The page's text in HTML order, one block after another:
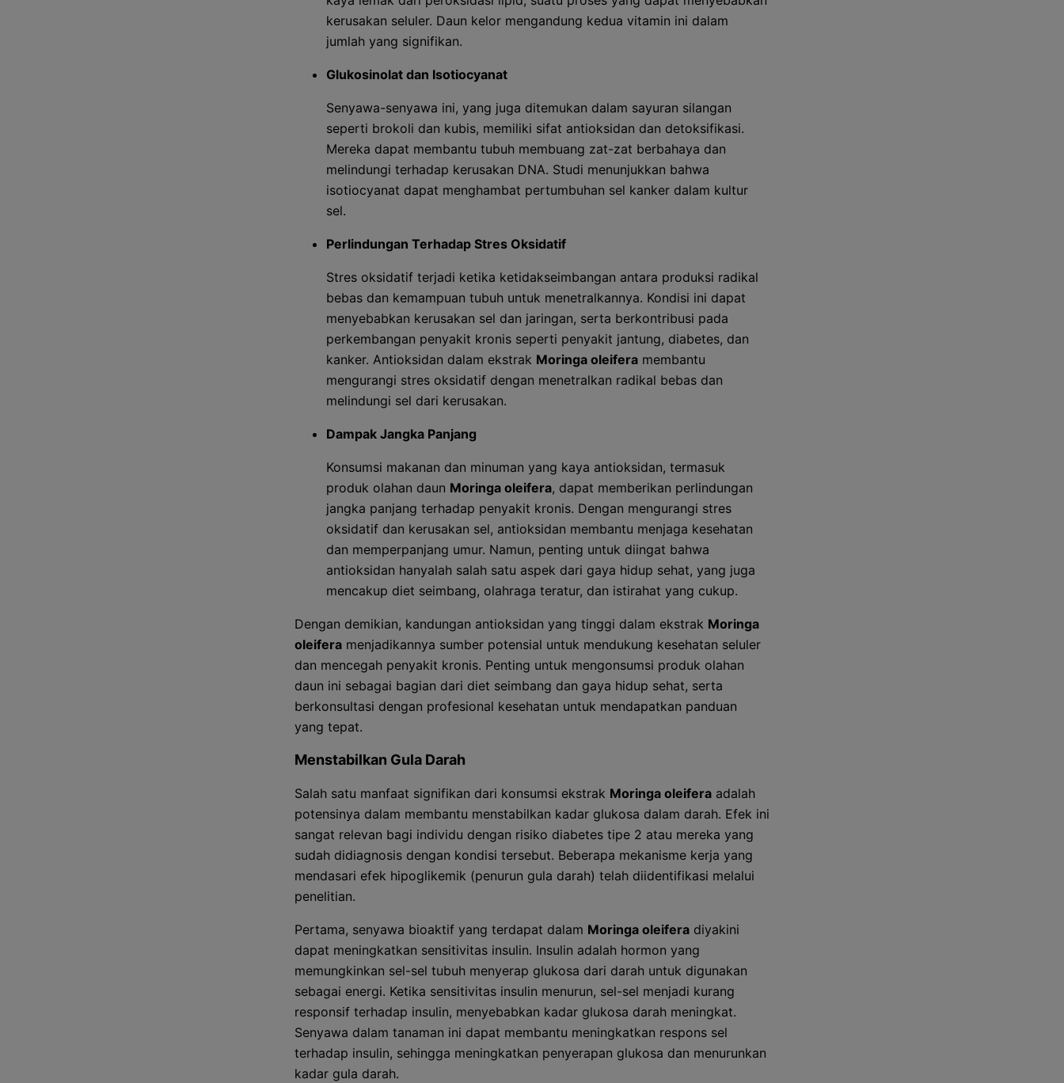
kerusakan seluler. Daun kelor mengandung kedua vitamin ini dalam
jumlah yang signifikan.
Glukosinolat dan Isotiocyanat
Senyawa-senyawa ini, yang juga ditemukan dalam sayuran silangan
seperti brokoli dan kubis, memiliki sifat antioksidan dan detoksifikasi.
Mereka dapat membantu tubuh membuang zat-zat berbahaya dan
melindungi terhadap kerusakan DNA. Studi menunjukkan bahwa
isotiocyanat dapat menghambat pertumbuhan sel kanker dalam kultur
sel.
Perlindungan Terhadap Stres Oksidatif
Stres oksidatif terjadi ketika ketidakseimbangan antara produksi radikal
bebas dan kemampuan tubuh untuk menetralkannya. Kondisi ini dapat
menyebabkan kerusakan sel dan jaringan, serta berkontribusi pada
perkembangan penyakit kronis seperti penyakit jantung, diabetes, dan
kanker. Antioksidan dalam ekstrak Moringa oleifera membantu
mengurangi stres oksidatif dengan menetralkan radikal bebas dan
melindungi sel dari kerusakan.
Dampak Jangka Panjang
Konsumsi makanan dan minuman yang kaya antioksidan, termasuk
produk olahan daun Moringa oleifera, dapat memberikan perlindungan
jangka panjang terhadap penyakit kronis. Dengan mengurangi stres
oksidatif dan kerusakan sel, antioksidan membantu menjaga kesehatan
dan memperpanjang umur. Namun, penting untuk diingat bahwa
antioksidan hanyalah salah satu aspek dari gaya hidup sehat, yang juga
mencakup diet seimbang, olahraga teratur, dan istirahat yang cukup.
Dengan demikian, kandungan antioksidan yang tinggi dalam ekstrak Moringa
oleifera menjadikannya sumber potensial untuk mendukung kesehatan seluler
dan mencegah penyakit kronis. Penting untuk mengonsumsi produk olahan
daun ini sebagai bagian dari diet seimbang dan gaya hidup sehat, serta
berkonsultasi dengan profesional kesehatan untuk mendapatkan panduan
yang tepat.
Menstabilkan Gula Darah
Salah satu manfaat signifikan dari konsumsi ekstrak Moringa oleifera adalah
potensinya dalam membantu menstabilkan kadar glukosa dalam darah. Efek ini
sangat relevan bagi individu dengan risiko diabetes tipe 2 atau mereka yang
sudah didiagnosis dengan kondisi tersebut. Beberapa mekanisme kerja yang
mendasari efek hipoglikemik (penurun gula darah) telah diidentifikasi melalui
penelitian.
Pertama, senyawa bioaktif yang terdapat dalam Moringa oleifera diyakini
dapat meningkatkan sensitivitas insulin. Insulin adalah hormon yang
memungkinkan sel-sel tubuh menyerap glukosa dari darah untuk digunakan
sebagai energi. Ketika sensitivitas insulin menurun, sel-sel menjadi kurang
responsif terhadap insulin, menyebabkan kadar glukosa darah meningkat.
Senyawa dalam tanaman ini dapat membantu meningkatkan respons sel
terhadap insulin, sehingga meningkatkan penyerapan glukosa dan menurunkan
kadar gula darah.